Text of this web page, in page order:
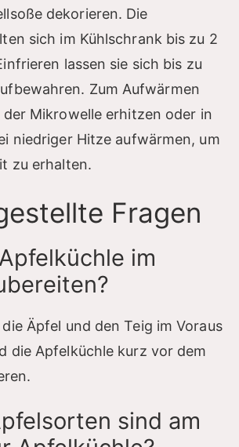
dekorieren. Die
sich im Kühlschrank bis zu 2
lassen sie sich bis zu
Zum Aufwärmen
Mikrowelle erhitzen oder in
niedriger Hitze aufwärmen, um
zu erhalten.
Fragen
im
Äpfel und den Teig im Voraus
die Apfelküchle kurz vor dem
sind am